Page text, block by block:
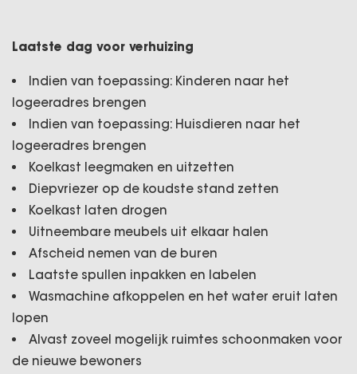
Laatste dag voor verhuizing
Indien van toepassing: Kinderen naar het
logeeradres brengen
Indien van toepassing: Huisdieren naar het
logeeradres brengen
Koelkast leegmaken en uitzetten
Diepvriezer op de koudste stand zetten
Koelkast laten drogen
Uitneembare meubels uit elkaar halen
Afscheid nemen van de buren
Laatste spullen inpakken en labelen
Wasmachine afkoppelen en het water eruit laten
lopen
Alvast zoveel mogelijk ruimtes schoonmaken voor
de nieuwe bewoners